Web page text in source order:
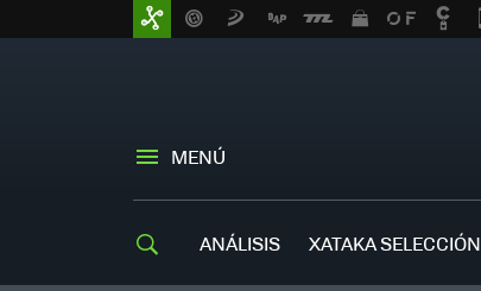
MENÚ
ANÁLISIS XATAKA SELECCIÓN